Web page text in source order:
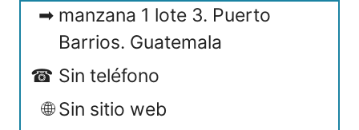
manzana 1 lote 3. Puerto
Barrios. Guatemala
Sin teléfono
Sin sitio web